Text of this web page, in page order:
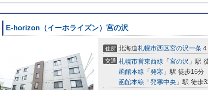
E-horizon（イーホライズン）宮の沢
住所 北海道札幌市西区宮の沢一条
交通 札幌市営東西線 「 宮の沢 」駅
函館本線 「 発寒 」駅 徒歩16分
函館本線 「 発寒中央 」駅 徒歩